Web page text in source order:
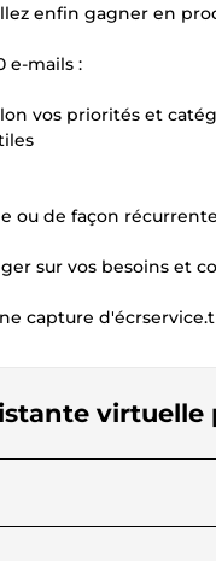
enfin gagner en
e-mails :
vos priorités et
ou de façon
sur vos besoins et
capture